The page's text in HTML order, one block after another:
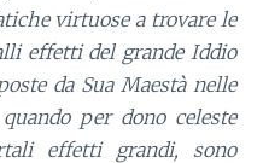
virtuose a trovare le
effetti del grande Iddio
da Sua Maestà nelle
per dono celeste
effetti grandi, sono